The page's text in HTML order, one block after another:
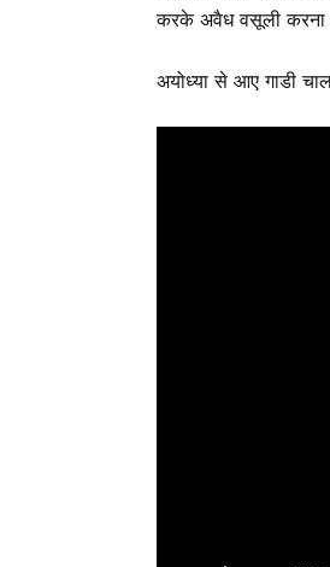
करके अवैध वसूली करना
अयोध्या से आए गाडी